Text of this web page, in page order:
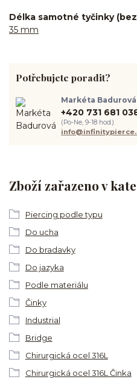
Délka samotné tyčinky
35 mm
Zboží zařazeno v
Piercing podle typu
Do ucha
Do bradavky
Do jazyka
Podle materiálu
Činky
Industrial
Bridge
Chirurgická ocel 316L
Chirurgická ocel 316L Činka
Potřebujete poradit?
Markéta Badurová
+420 731 681
(Po-Ne, 9-18 hod.)